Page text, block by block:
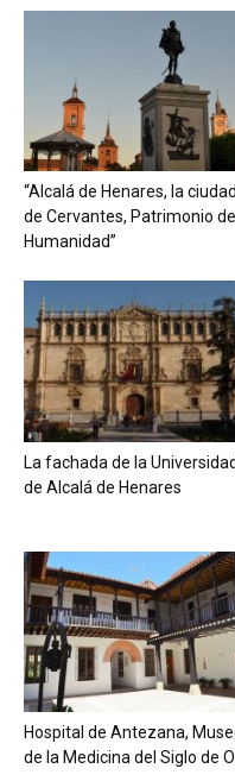
“Alcalá de Henares, la ciudad
de Cervantes, Patrimonio
Humanidad”
La fachada de la
de Alcalá de Henares
Hospital de Antezana,
de la Medicina del Siglo de